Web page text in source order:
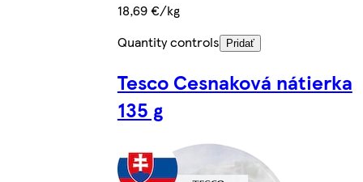
18,69 €/kg
Quantity controls
Pridať
Tesco Cesnaková nátierka
135 g